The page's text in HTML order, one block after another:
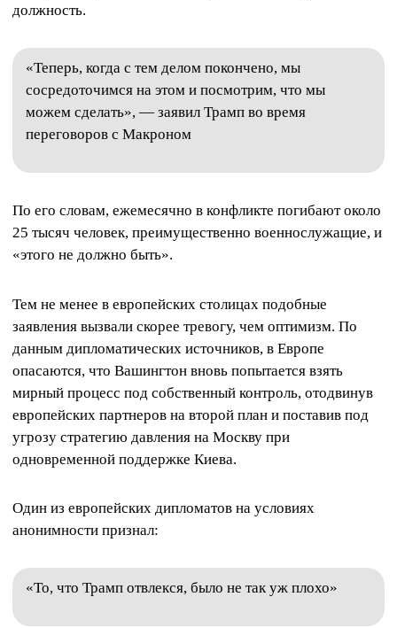
должность.
«Теперь, когда с тем делом покончено, мы
сосредоточимся на этом и посмотрим, что мы
можем сделать», — заявил Трамп во время
переговоров с Макроном
По его словам, ежемесячно в конфликте погибают около
25 тысяч человек, преимущественно военнослужащие, и
«этого не должно быть».
Тем не менее в европейских столицах подобные
заявления вызвали скорее тревогу, чем оптимизм. По
данным дипломатических источников, в Европе
опасаются, что Вашингтон вновь попытается взять
мирный процесс под собственный контроль, отодвинув
европейских партнеров на второй план и поставив под
угрозу стратегию давления на Москву при
одновременной поддержке Киева.
Один из европейских дипломатов на условиях
анонимности признал:
«То, что Трамп отвлекся, было не так уж плохо»